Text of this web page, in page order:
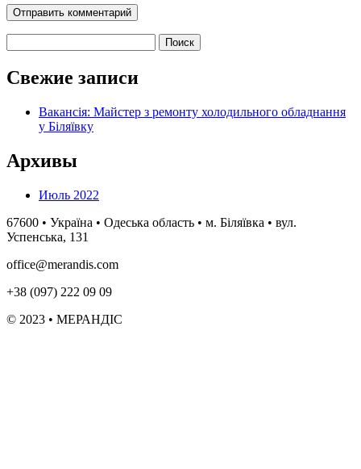
Свежие записи
Вакансія: Майстер з ремонту холодильного обладнання
у Біляївку
Архивы
Июль 2022
67600 • Україна • Одеська область • м. Біляївка • вул.
Успенська, 131
office@merandis.com
+38 (097) 222 09 09
© 2023 • МЕРАНДІС